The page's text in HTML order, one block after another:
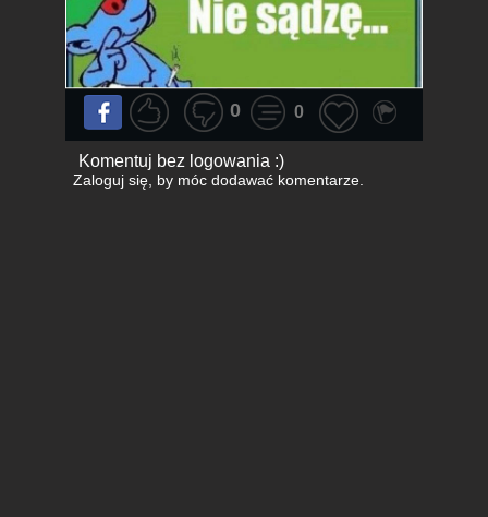
0 0
Komentuj bez logowania :)
Zaloguj się, by móc dodawać komentarze.